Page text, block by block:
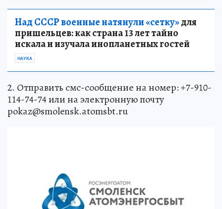
Над СССР военные натянули «сетку»для
пришельцев: как страна 13 лет тайно
искала и изучала инопланетных гостей
НАУКА
2. Отправить смс-сообщение на номер: +7-910-
114-74-74 или на электронную почту
pokaz@smolensk.atomsbt.ru